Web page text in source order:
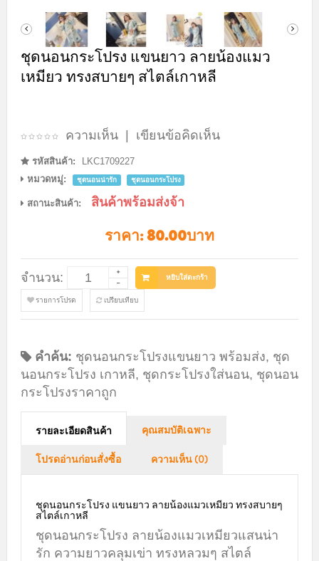
ชุดนอนกระโปรง แขนยาว ลายน้องแมว
เหมียว ทรงสบายๆ สไตล์เกาหลี
ความเห็น | เขียนข้อคิดเห็น
รหัสสินค้า:
LKC1709227
หมวดหมู่:
ชุดนอนน่ารัก ชุดนอนกระโปรง
สถานะสินค้า: สินค้าพร้อมส่งจ้า
ราคา:80.00บาท
จำนวน: หยิบใส่ตะกร้า
รายการโปรด เปรียบเทียบ
คำค้น: ชุดนอนกระโปรงแขนยาว พร้อมส่ง, ชุด
นอนกระโปรง เกาหลี, ชุดกระโปรงใส่นอน, ชุดนอน
กระโปรงราคาถูก
รายละเอียดสินค้า คุณสมบัติเฉพาะ
โปรดอ่านก่อนสั่งซื้อ ความเห็น (0)
ชุดนอนกระโปรง แขนยาว ลายน้องแมวเหมียว ทรงสบายๆ
สไตล์เกาหลี
ชุดนอนกระโปรง ลายน้องแมวเหมียวแสนน่า
รัก ความยาวคลุมเข่า ทรงหลวมๆ สไตล์